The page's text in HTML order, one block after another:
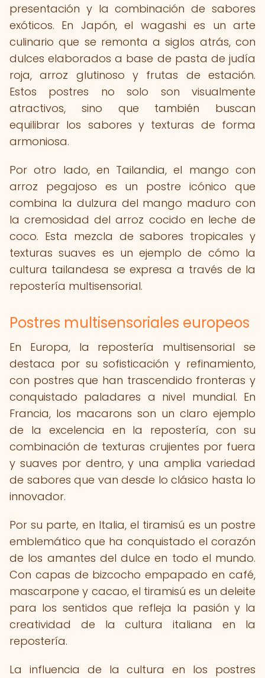
presentación y la combinación de sabores
exóticos. En Japón, el wagashi es un arte
culinario que se remonta a siglos atrás, con
dulces elaborados a base de pasta de judía
roja, arroz glutinoso y frutas de estación.
Estos postres no solo son visualmente
atractivos, sino que también buscan
equilibrar los sabores y texturas de forma
armoniosa.
Por otro lado, en Tailandia, el mango con
arroz pegajoso es un postre icónico que
combina la dulzura del mango maduro con
la cremosidad del arroz cocido en leche de
coco. Esta mezcla de sabores tropicales y
texturas suaves es un ejemplo de cómo la
cultura tailandesa se expresa a través de la
repostería multisensorial.
Postres multisensoriales europeos
En Europa, la repostería multisensorial se
destaca por su sofisticación y refinamiento,
con postres que han trascendido fronteras y
conquistado paladares a nivel mundial. En
Francia, los macarons son un claro ejemplo
de la excelencia en la repostería, con su
combinación de texturas crujientes por fuera
y suaves por dentro, y una amplia variedad
de sabores que van desde lo clásico hasta lo
innovador.
Por su parte, en Italia, el tiramisú es un postre
emblemático que ha conquistado el corazón
de los amantes del dulce en todo el mundo.
Con capas de bizcocho empapado en café,
mascarpone y cacao, el tiramisú es un deleite
para los sentidos que refleja la pasión y la
creatividad de la cultura italiana en la
repostería.
La influencia de la cultura en los postres